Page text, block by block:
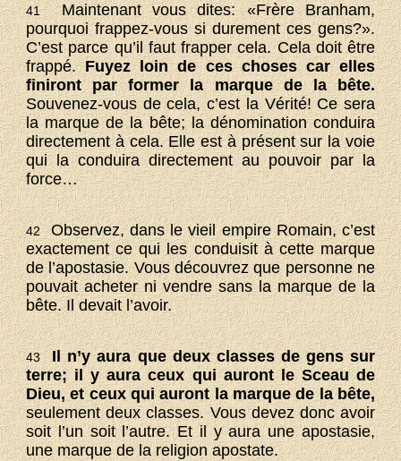
41Maintenant vous dites: «Frère Branham,
pourquoi frappez-vous si durement ces gens?».
C’est parce qu’il faut frapper cela. Cela doit être
frappé.Fuyez loin de ces choses car elles
finiront par former la marque de la bête.
Souvenez-vous de cela, c’est la Vérité! Ce sera
la marque de la bête; la dénomination conduira
directement à cela. Elle est à présent sur la voie
qui la conduira directement au pouvoir par la
force…
42Observez, dans le vieil empire Romain, c’est
exactement ce qui les conduisit à cette marque
de l’apostasie. Vous découvrez que personne ne
pouvait acheter ni vendre sans la marque de la
bête. Il devait l’avoir.
43 Il n’y aura que deux classes de gens sur
terre; il y aura ceux qui auront le Sceau de
Dieu, et ceux qui auront la marque de la bête,
seulement deux classes. Vous devez donc avoir
soit l’un soit l’autre. Et il y aura une apostasie,
une marque de la religion apostate.